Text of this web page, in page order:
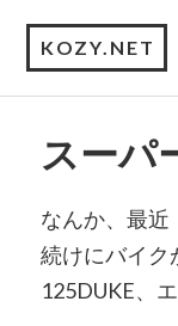
KOZY.NET
スーパ
なんか、最近
続けにバイク
125DUKE、